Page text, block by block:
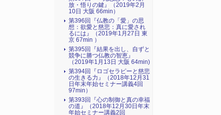
放・悟りの鍵』（2019年2月
10日 大阪 66min）
第396回『仏教の「愛」の思
想：欲愛と慈悲：真に愛され
るには』（2019年1月27日 東
京 67min ）
第395回『結果を出し、自ずと
競争に勝つ仏教の智恵』
（2019年1月13日 大阪 64min)
第394回『ロゴセラピーと慈悲
の生きる力』（2018年12月31
日年末年始セミナー講義4回
97min）
第393回『心の制御と真の幸福
の道』（2018年12月30日年末
年始セミナー講義2回